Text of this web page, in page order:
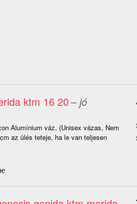
ktm 16 20– jó
Alumínium váz, (Unisex vázas, Nem
az ülés teteje, ha le van teljesen